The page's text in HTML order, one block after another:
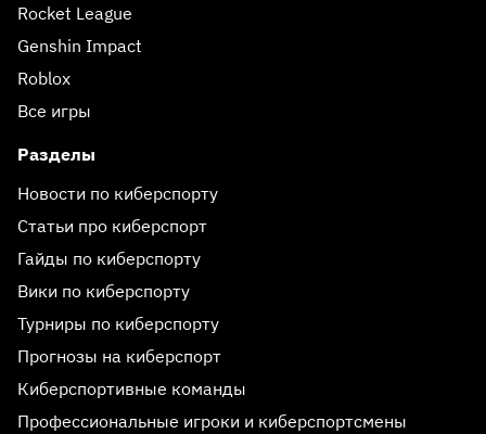
Rocket League
Genshin Impact
Roblox
Все игры
Разделы
Новости по киберспорту
Статьи про киберспорт
Гайды по киберспорту
Вики по киберспорту
Турниры по киберспорту
Прогнозы на киберспорт
Киберспортивные команды
Профессиональные игроки и киберспортсмены